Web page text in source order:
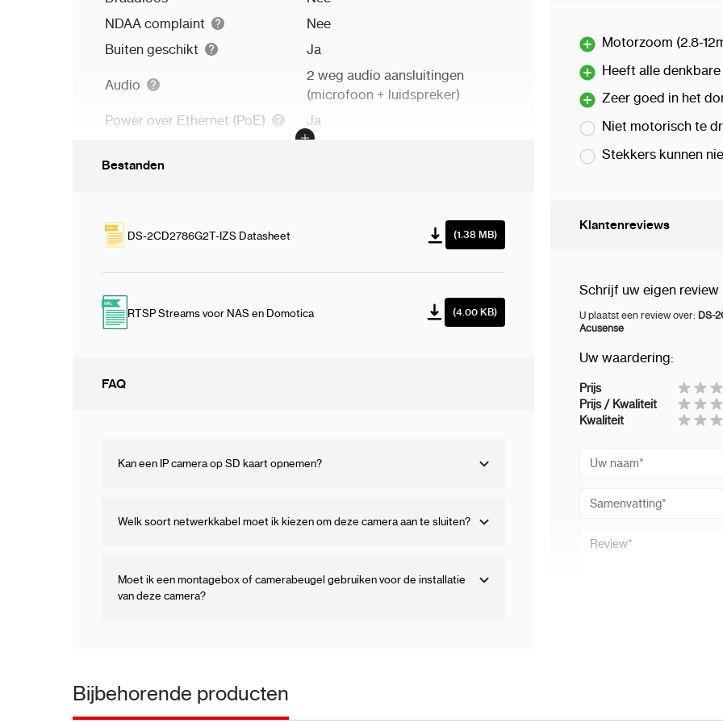
NDAA complaint
Nee
Buiten geschikt
Ja
Audio
2 weg audio aansluitingen
(microfoon + luidspreker)
Power over Ethernet (PoE)
Ja
Afmetingen
Bestanden
DS-2CD2786G2T-IZS Datasheet (1.38 MB)
RTSP Streams voor NAS en Domotica (4.00 KB)
FAQ
Kan een IP camera op SD kaart opnemen?
Welk soort netwerkkabel moet ik kiezen om deze camera aan te sluiten?
Moet ik een montagebox of camerabeugel gebruiken voor de installatie
van deze camera?
dat vermoeiend is
met de recorder
BLC/HLC -
ICR - Mechanisch
Mirror -
Bewegingsdetectie
lijnen
, betreden
gemarkeerde
Filteren van valse
Motorzoom (2.8-
Heeft alle
Zeer goed in het
Niet motorisch te
Stekkers kunnen
Klantenreviews
Schrijf uw eigen review
U plaatst een review over: DS-
Acusense
Uw waardering:
Prijs
Prijs / Kwaliteit
Kwaliteit
Uw naam
Samenvatting
Review
Bijbehorende producten